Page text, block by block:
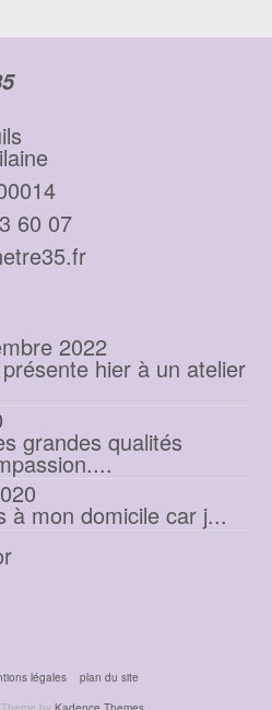
60 07
2022
hier à un atelier
grandes qualités
à mon domicile car j...
légales
plan du site